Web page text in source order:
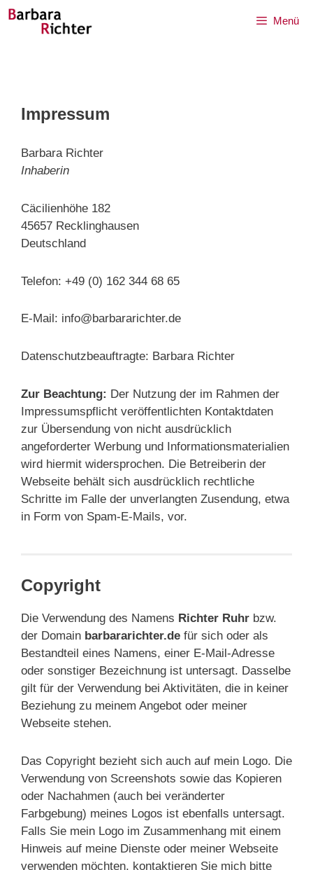
Zum
Menü
Impressum
Barbara Richter
Inhaberin
Cäcilienhöhe 182
45657 Recklinghausen
Deutschland
Telefon: +49 (0) 162 344 68 65
E-Mail: info@barbararichter.de
Datenschutzbeauftragte: Barbara Richter
Zur Beachtung: Der Nutzung der im Rahmen der
Impressumspflicht veröffentlichten Kontaktdaten
zur Übersendung von nicht ausdrücklich
angeforderter Werbung und Informationsmaterialien
wird hiermit widersprochen. Die Betreiberin der
Webseite behält sich ausdrücklich rechtliche
Schritte im Falle der unverlangten Zusendung, etwa
in Form von Spam-E-Mails, vor.
Copyright
Die Verwendung des Namens Richter Ruhr bzw.
der Domain barbararichter.de für sich oder als
Bestandteil eines Namens, einer E-Mail-Adresse
oder sonstiger Bezeichnung ist untersagt. Dasselbe
gilt für der Verwendung bei Aktivitäten, die in keiner
Beziehung zu meinem Angebot oder meiner
Webseite stehen.
Das Copyright bezieht sich auch auf mein Logo. Die
Verwendung von Screenshots sowie das Kopieren
oder Nachahmen (auch bei veränderter
Farbgebung) meines Logos ist ebenfalls untersagt.
Falls Sie mein Logo im Zusammenhang mit einem
Hinweis auf meine Dienste oder meiner Webseite
verwenden möchten, kontaktieren Sie mich bitte